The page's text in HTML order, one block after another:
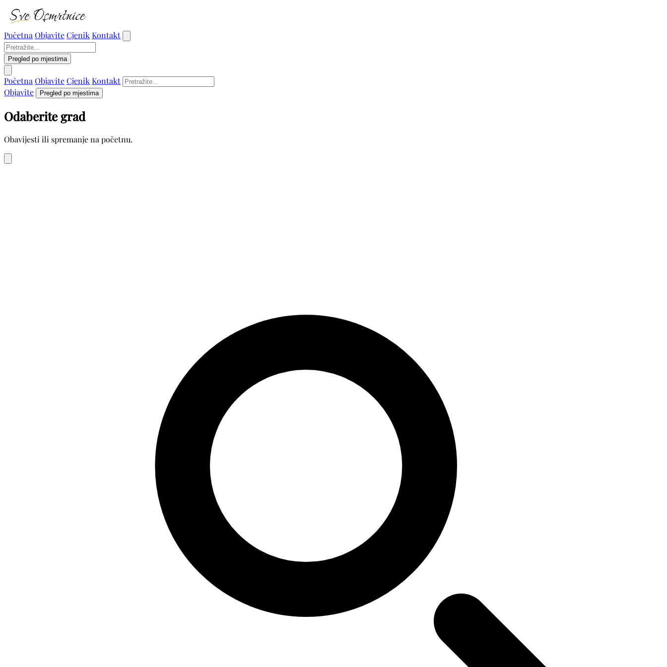
Početna ObjaviteCjenik Kontakt
Pregled po mjestima
Početna ObjaviteCjenik Kontakt
Objavite
Pregled po mjestima
Odaberite grad
Obavijesti ili spremanje na početnu.